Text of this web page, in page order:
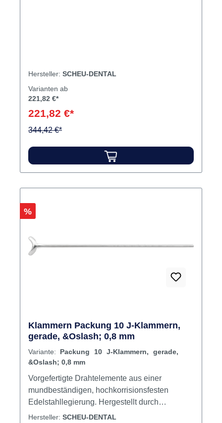
Hersteller: SCHEU-DENTAL
Varianten ab
221,82 €*
221,82 €*
344,42 €*
Rabatt
%
Klammern Packung 10 J-Klammern,
gerade, &Oslash; 0,8 mm
Variante: Packung 10 J-Klammern, gerade,
&Oslash; 0,8 mm
Vorgefertigte Drahtelemente aus einer
mundbeständigen, hochkorrisionsfesten
Edelstahllegierung. Hergestellt durch
Kaltformung. Einstückig und ohne
Hersteller: SCHEU-DENTAL